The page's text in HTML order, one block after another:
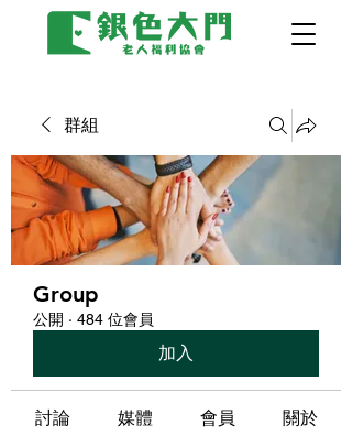
群組
Group
公開 · 484 位會員
加入
討論 媒體 會員 關於